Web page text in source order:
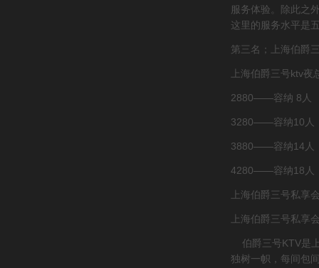
服务体验。除此之
这里的服务水平是
第三名；上海伯爵
上海伯爵三号ktv
2880——容纳 8人
3280——容纳10人
3880——容纳14人
4280——容纳18人
上海伯爵三号私享
上海伯爵三号私享
伯爵三号KTV是
独树一帜，每间包